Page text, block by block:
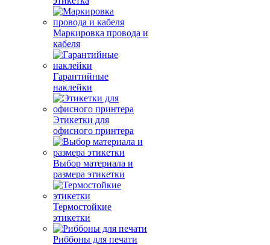
Маркировка провода и
кабеля
Гарантийные
наклейки
Этикетки для
офисного принтера
Выбор материала и
размера этикетки
Термостойкие
этикетки
Риббоны для печати